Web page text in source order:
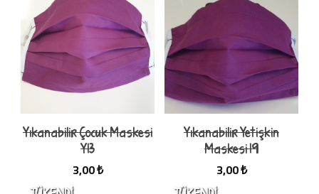
Yıkanabilir Çocuk Maskesi
Y13
3,00 ₺
Yıkanabilir Yetişkin
Maskesi 19
3,00 ₺